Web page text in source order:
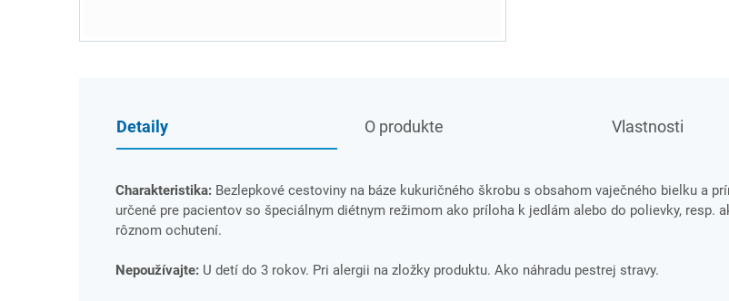
Detaily O produkte Vlastnosti
Charakteristika: Bezlepkové cestoviny na báze kukuričného škrobu s obsahom vaječného bielku a
určené pre pacientov so špeciálnym diétnym režimom ako príloha k jedlám alebo do polievky, resp.
rôznom ochutení.
Nepoužívajte: U detí do 3 rokov. Pri alergii na zložky produktu. Ako náhradu pestrej stravy.